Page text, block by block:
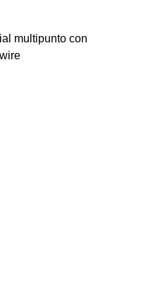
multipunto con